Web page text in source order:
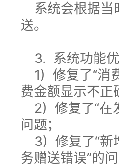
系统会根据当
送。
3. 系统功能
1) 修复了“消
费金额显示不正
2) 修复了“在
问题；
3) 修复了“新
务赠送错误”的